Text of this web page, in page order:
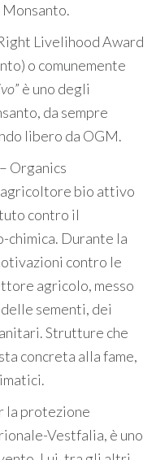
Livelihood Award
o comunemente
” è uno degli
da sempre
libero da OGM.
Organics
agricoltore bio attivo
contro il
chimica. Durante la
contro le
agricolo, messo
sementi, dei
Strutture che
concreta alla fame,
la protezione
Vestfalia, è uno